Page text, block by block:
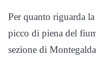
Per quanto riguarda
picco di piena del
sezione di